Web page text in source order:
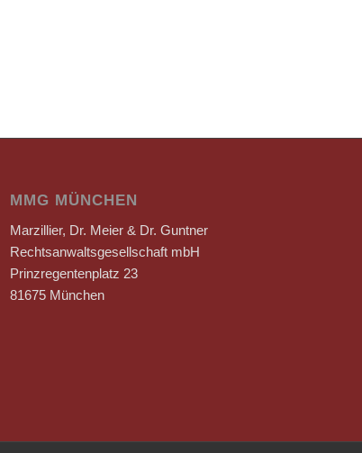
MMG MÜNCHEN
Marzillier, Dr. Meier & Dr. Guntner
Rechtsanwaltsgesellschaft mbH
Prinzregentenplatz 23
81675 München